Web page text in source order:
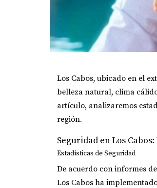
Los Cabos, ubicado en el
belleza natural, clima
artículo, analizaremos
región.
Seguridad en Los
Estadísticas de Seguridad
De acuerdo con informes
Los Cabos ha